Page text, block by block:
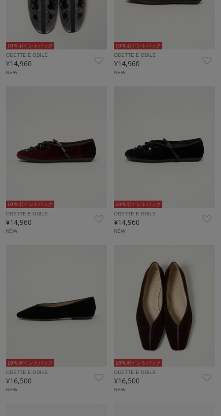
10％ポイントバック
ODETTE E ODILE
¥14,960
NEW
10％ポイントバック
ODETTE E ODILE
¥14,960
NEW
10％ポイントバック
ODETTE E ODILE
¥14,960
NEW
10％ポイントバック
ODETTE E ODILE
¥14,960
NEW
10％ポイントバック
ODETTE E ODILE
¥16,500
NEW
10％ポイントバック
ODETTE E ODILE
¥16,500
NEW